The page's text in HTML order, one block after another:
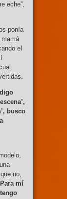
eche”,
ponía
el
busco
no,
Para mí